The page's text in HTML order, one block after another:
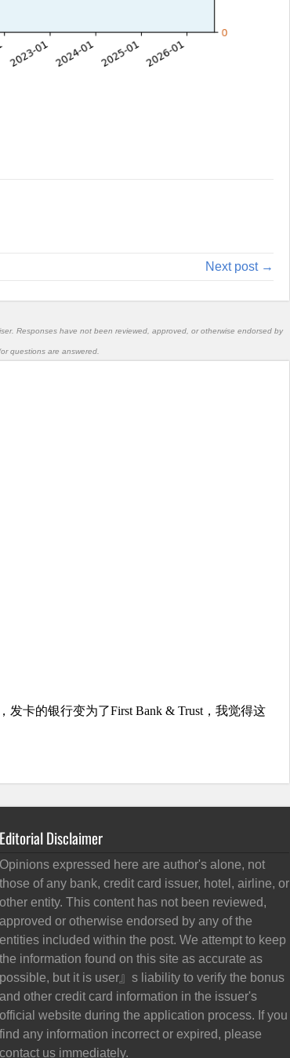
Next post →
Responses have not been reviewed, approved, or otherwise endorsed by
questions are answered.
Editorial Disclaimer
Opinions expressed here are author's alone, not
those of any bank, credit card issuer, hotel, airline, or
other entity. This content has not been reviewed,
approved or otherwise endorsed by any of the
entities included within the post. We attempt to keep
the information found on this site as accurate as
possible, but it is user』s liability to verify the bonus
and other credit card information in the issuer's
official website during the application process. If you
find any information incorrect or expired, please
contact us immediately.